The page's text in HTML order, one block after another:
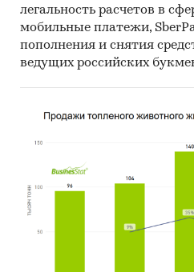
легальность расчетов в
мобильные платежи,
пополнения и снятия
ведущих российских